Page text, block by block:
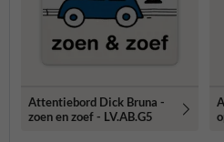
Attentiebord Dick Bruna -
zoen en zoef - LV.AB.G5